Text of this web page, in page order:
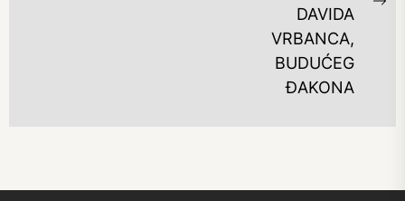
DAVIDA
VRBANCA,
BUDUĆEG
ĐAKONA